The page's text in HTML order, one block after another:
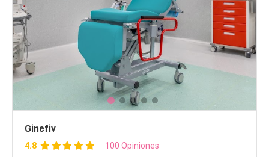
Ginefiv
4.8 100 Opiniones